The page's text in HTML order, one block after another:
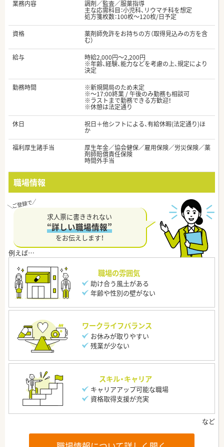
業務内容
調剤／監査／服薬指導
主な応需科目：小児科、リウマチ科を想定
処方箋枚数：100枚～120枚/日予定
資格
薬剤師免許をお持ちの方（取得見込みの方を含
む）
給与
時給2,000円～2,200円
※年齢、経験、能力などを考慮の上、規定により
決定
勤務時間
※新規開局のため未定
※～17:00終業 / 午後のみ勤務も相談可
※ラストまで勤務できる方歓迎！
※休憩は法定通り
休日
祝日＋他シフトによる、有給休暇(法定通り)ほ
か
福利厚生諸手当
厚生年金／協会健保／雇用保険／労災保険／薬
剤師賠償責任保険
時間外手当
職場情報
求人票に書ききれない
“詳しい職場情報”
をお伝えします！
職場の雰囲気
助け合う風土がある
年齢や性別の壁がない
ワークライフバランス
お休みが取りやすい
残業が少ない
スキル・キャリア
キャリアアップ可能な職場
資格取得支援が充実